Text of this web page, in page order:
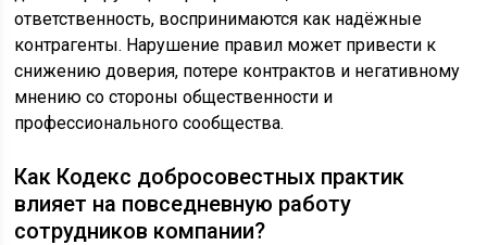
ответственность, воспринимаются как надёжные
контрагенты. Нарушение правил может привести к
снижению доверия, потере контрактов и негативному
мнению со стороны общественности и
профессионального сообщества.
Как Кодекс добросовестных практик
влияет на повседневную работу
сотрудников компании?